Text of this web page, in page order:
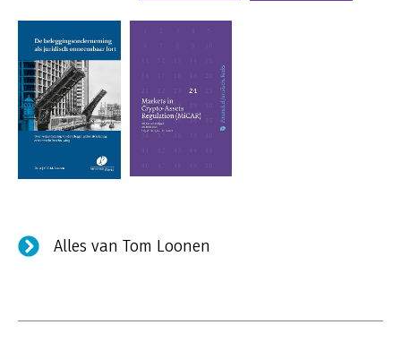
Alles van Tom Loonen